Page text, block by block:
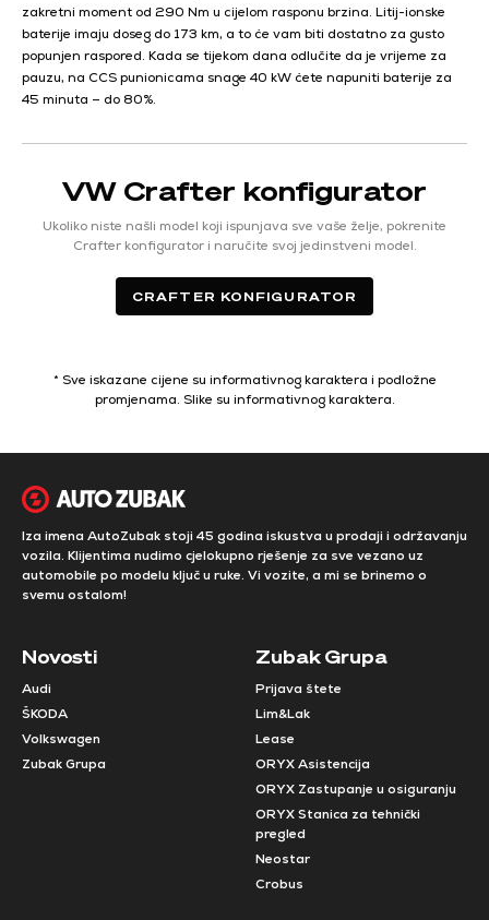
zakretni moment od 290 Nm u cijelom rasponu brzina. Litij-ionske
baterije imaju doseg do 173 km, a to će vam biti dostatno za gusto
popunjen raspored. Kada se tijekom dana odlučite da je vrijeme za
pauzu, na CCS punionicama snage 40 kW ćete napuniti baterije za
45 minuta – do 80%.
VW Crafter konfigurator
Ukoliko niste našli model koji ispunjava sve vaše želje, pokrenite
Crafter konfigurator i naručite svoj jedinstveni model.
CRAFTER KONFIGURATOR
* Sve iskazane cijene su informativnog karaktera i podložne
promjenama. Slike su informativnog karaktera.
Iza imena AutoZubak stoji 45 godina iskustva u prodaji i održavanju
vozila. Klijentima nudimo cjelokupno rješenje za sve vezano uz
automobile po modelu ključ u ruke. Vi vozite, a mi se brinemo o
svemu ostalom!
Novosti
Audi
ŠKODA
Volkswagen
Zubak Grupa
Zubak Grupa
Prijava štete
Lim&Lak
Lease
ORYX Asistencija
ORYX Zastupanje u osiguranju
ORYX Stanica za tehnički
pregled
Neostar
Crobus